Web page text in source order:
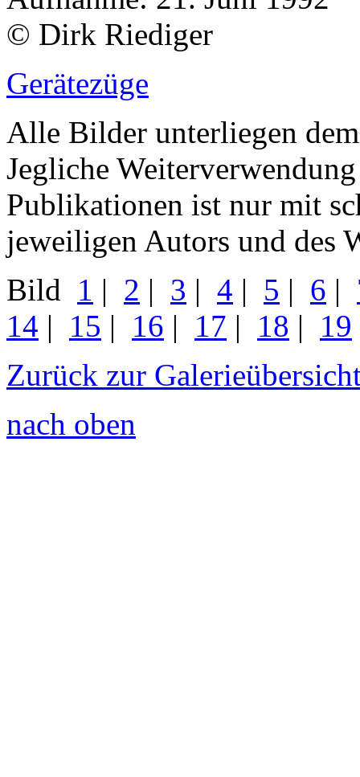
© Dirk Riediger
Gerätezüge
Alle Bilder unterliegen
Jegliche
Publikationen ist nur mit
jeweiligen Autors und des
Bild 1 | 2 | 3 | 4 | 5 | 6 |
14 | 15 | 16 | 17 | 18 | 19
Zurück zur
nach oben